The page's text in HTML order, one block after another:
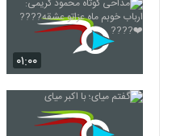
۰۱:۰۰